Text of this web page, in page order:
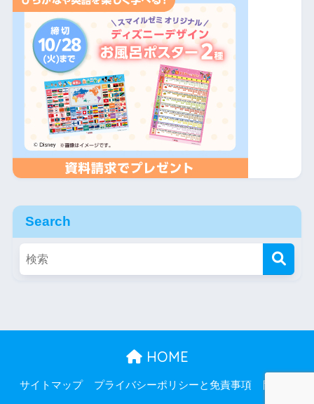
Search
HOME
サイトマップ プライバシーポリシーと免責事項 問合せ